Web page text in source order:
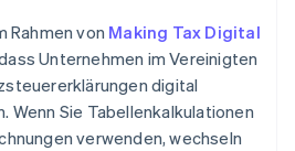
Rahmen von Making Tax Digital
Unternehmen im Vereinigten
digital
Wenn Sie Tabellenkalkulationen
verwenden, wechseln